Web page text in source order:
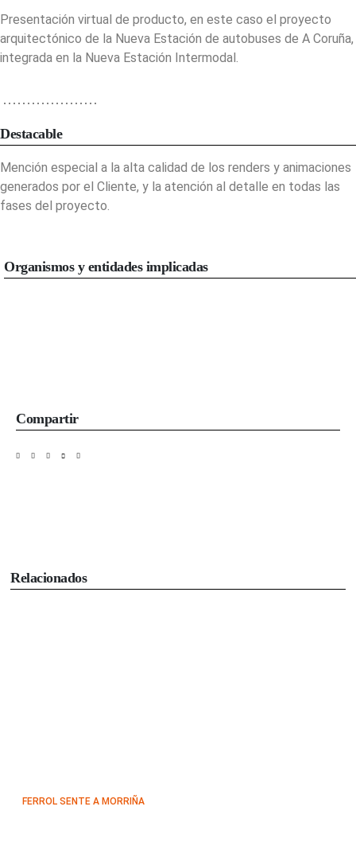
Presentación virtual de producto, en este caso el proyecto
arquitectónico de la Nueva Estación de autobuses de A Coruña,
integrada en la Nueva Estación Intermodal.
Destacable
Mención especial a la alta calidad de los renders y animaciones
generados por el Cliente, y la atención al detalle en todas las
fases del proyecto.
Organismos y entidades implicadas
Compartir
Relacionados
FERROL SENTE A MORRIÑA